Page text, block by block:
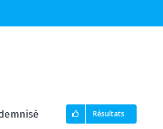
Résultats